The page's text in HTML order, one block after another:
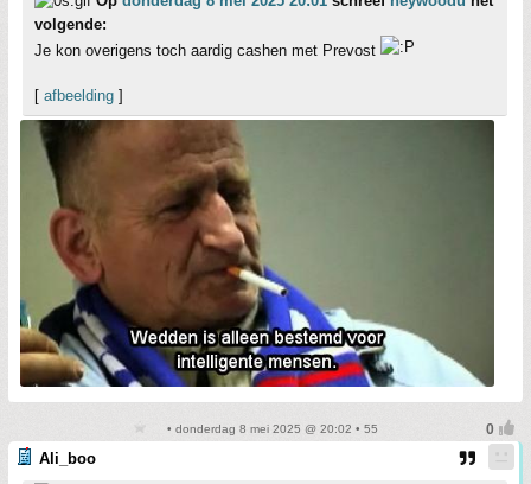
volgende:
Je kon overigens toch aardig cashen met Prevost
[ afbeelding ]
• donderdag 8 mei 2025 @ 20:02 • 55
Ali_boo